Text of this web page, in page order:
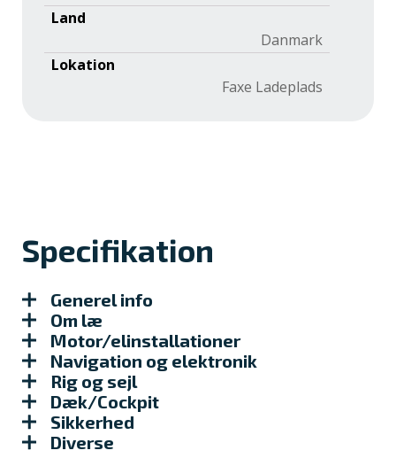
Land
Danmark
Lokation
Faxe Ladeplads
Specifikation
Generel info
Om læ
Motor/elinstallationer
Navigation og elektronik
Rig og sejl
Dæk/Cockpit
Sikkerhed
Diverse